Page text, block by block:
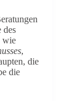
des
wie
,
die
die